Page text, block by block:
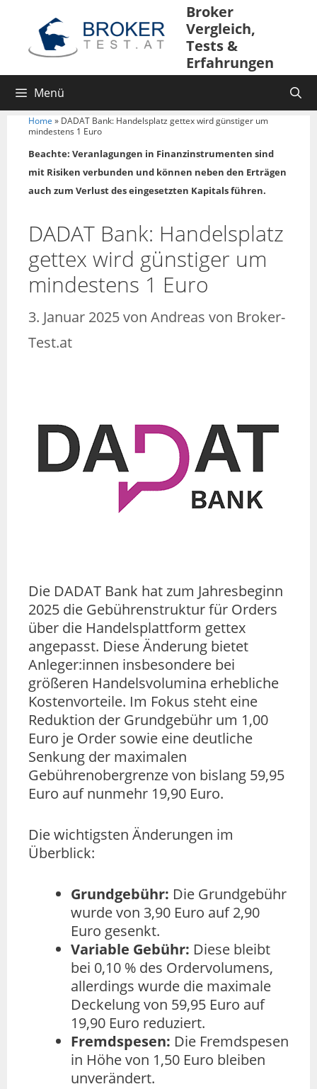
Broker
Vergleich,
Tests &
Erfahrungen
Menü
Home » DADAT Bank: Handelsplatz gettex wird günstiger um
mindestens 1 Euro
Beachte: Veranlagungen in Finanzinstrumenten sind
mit Risiken verbunden und können neben den Erträgen
auch zum Verlust des eingesetzten Kapitals führen.
DADAT Bank: Handelsplatz
gettex wird günstiger um
mindestens 1 Euro
3. Januar 2025von Andreas von Broker-
Test.at
Die DADAT Bank hat zum Jahresbeginn
2025 die Gebührenstruktur für Orders
über die Handelsplattform gettex
angepasst. Diese Änderung bietet
Anleger:innen insbesondere bei
größeren Handelsvolumina erhebliche
Kostenvorteile. Im Fokus steht eine
Reduktion der Grundgebühr um 1,00
Euro je Order sowie eine deutliche
Senkung der maximalen
Gebührenobergrenze von bislang 59,95
Euro auf nunmehr 19,90 Euro.
Die wichtigsten Änderungen im
Überblick:
Grundgebühr: Die Grundgebühr
wurde von 3,90 Euro auf 2,90
Euro gesenkt.
Variable Gebühr: Diese bleibt
bei 0,10 % des Ordervolumens,
allerdings wurde die maximale
Deckelung von 59,95 Euro auf
19,90 Euro reduziert.
Fremdspesen: Die Fremdspesen
in Höhe von 1,50 Euro bleiben
unverändert.